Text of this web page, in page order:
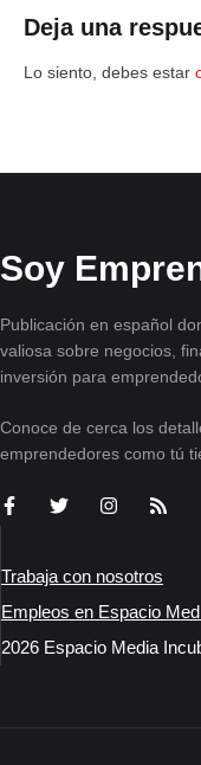
Deja una
Lo siento, debes estar
Soy
Publicación en español
valiosa sobre negocios,
inversión para
Conoce de cerca los
emprendedores como tú
Trabaja con nosotros
Empleos en Espacio
2026 Espacio Media